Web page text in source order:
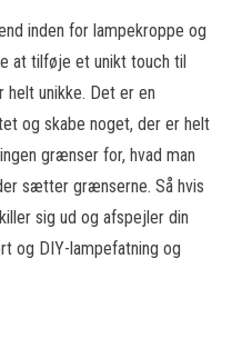
inden for lampekroppe og
at tilføje et unikt touch til
helt unikke. Det er en
og skabe noget, der er helt
grænser for, hvad man
sætter grænserne. Så hvis
sig ud og afspejler din
og DIY-lampefatning og